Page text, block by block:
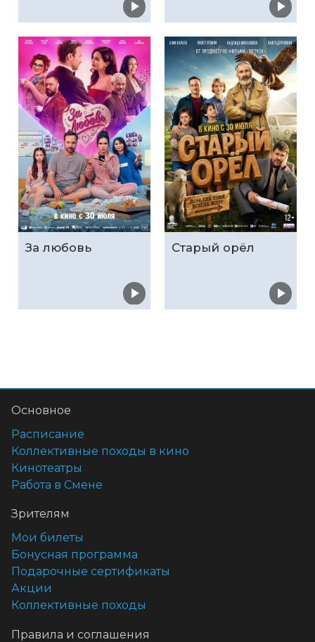
За любовь Старый орёл
Основное
Расписание
Коллективные походы в кино
Кинотеатры
Работа в Смене
Зрителям
Мои билеты
Бонусная программа
Подарочные сертификаты
Акции
Коллективные походы
Правила и соглашения